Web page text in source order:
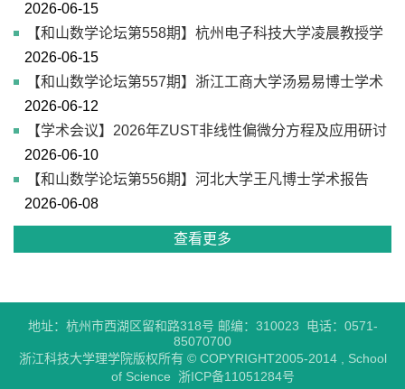
报告
2026-06-15
【和山数学论坛第558期】杭州电子科技大学凌晨教授学
术报告
2026-06-15
【和山数学论坛第557期】浙江工商大学汤易易博士学术
报告
2026-06-12
【学术会议】2026年ZUST非线性偏微分方程及应用研讨
会
2026-06-10
【和山数学论坛第556期】河北大学王凡博士学术报告
2026-06-08
查看更多
地址：杭州市西湖区留和路318号 邮编：310023 电话：0571-
85070700
浙江科技大学理学院版权所有 © COPYRIGHT2005-2014 , School
of Science 浙ICP备11051284号